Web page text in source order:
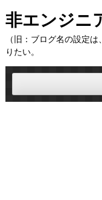
コ
ン
テ
ン
ツ
ス
非エンジニ
（旧：ブログ名の設定
りたい。